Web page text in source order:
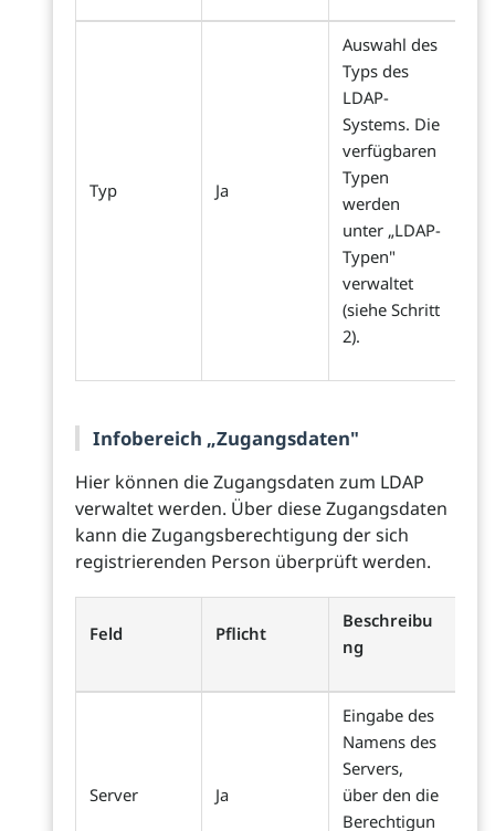
Typ Ja
Auswahl des
Typs des
LDAP-
Systems. Die
verfügbaren
Typen
werden
unter „LDAP-
Typen"
verwaltet
(siehe Schritt
2).
Infobereich „Zugangsdaten"
Hier können die Zugangsdaten zum LDAP
verwaltet werden. Über diese Zugangsdaten
kann die Zugangsberechtigung der sich
registrierenden Person überprüft werden.
Feld Pflicht
Beschreibu
ng
Server Ja
Eingabe des
Namens des
Servers,
über den die
Berechtigun